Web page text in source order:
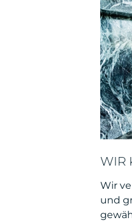
WIR
Wir
und